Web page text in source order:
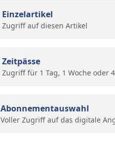
Einzelartikel
Zugriff auf diesen Artikel
Zeitpässe
Zugriff für 1 Tag, 1 Woche oder
Abonnementauswahl
Voller Zugriff auf das digitale